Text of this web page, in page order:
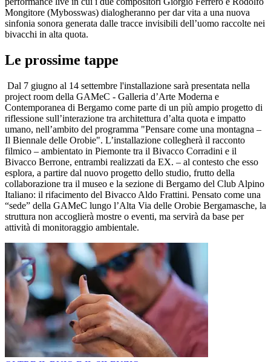
Mongitore (Mybosswas) dialogheranno per dar vita a una nuova
sinfonia sonora generata dalle tracce invisibili dell’uomo raccolte nei
bivacchi in alta quota.
Le prossime tappe
Dal 7 giugno al 14 settembre l'installazione sarà presentata nella
project room della GAMeC - Galleria d’Arte Moderna e
Contemporanea di Bergamo come parte di un più ampio progetto di
riflessione sull’interazione tra architettura d’alta quota e impatto
umano, nell’ambito del programma "Pensare come una montagna –
Il Biennale delle Orobie". L’installazione collegherà il racconto
filmico – ambientato in Piemonte tra il Bivacco Corradini e il
Bivacco Berrone, entrambi realizzati da EX. – al contesto che esso
esplora, a partire dal nuovo progetto dello studio, frutto della
collaborazione tra il museo e la sezione di Bergamo del Club Alpino
Italiano: il rifacimento del Bivacco Aldo Frattini. Pensato come una
“sede” della GAMeC lungo l’Alta Via delle Orobie Bergamasche, la
struttura non accoglierà mostre o eventi, ma servirà da base per
attività di monitoraggio ambientale.